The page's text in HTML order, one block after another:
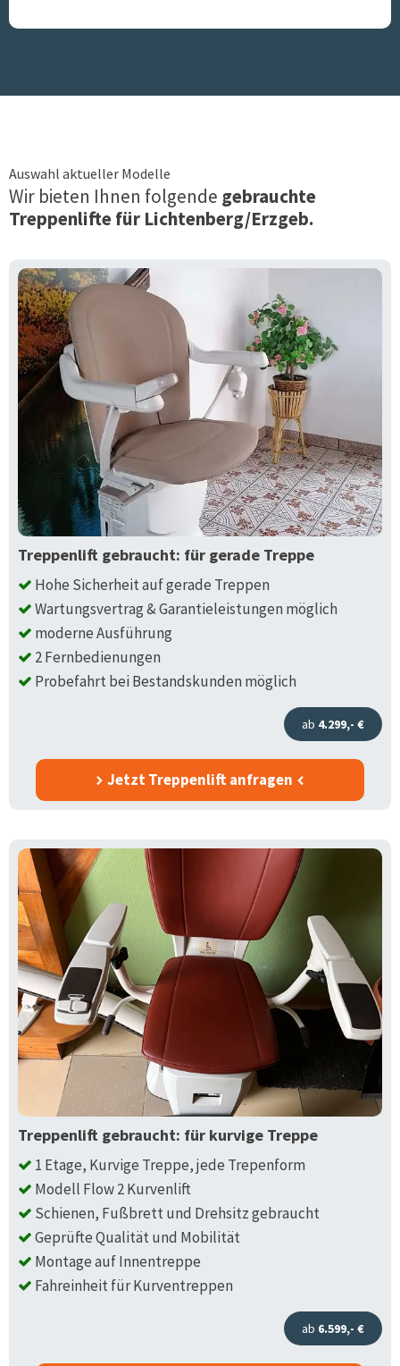
Auswahl aktueller Modelle
Wir bieten Ihnen folgende gebrauchte
Treppenlifte für Lichtenberg/Erzgeb.
Treppenlift gebraucht: für gerade Treppe
Hohe Sicherheit auf gerade Treppen
Wartungsvertrag & Garantieleistungen möglich
moderne Ausführung
2 Fernbedienungen
Probefahrt bei Bestandskunden möglich
ab 4.299,- €
Jetzt Treppenlift anfragen
Treppenlift gebraucht: für kurvige Treppe
1 Etage, Kurvige Treppe, jede Trepenform
Modell Flow 2 Kurvenlift
Schienen, Fußbrett und Drehsitz gebraucht
Geprüfte Qualität und Mobilität
Montage auf Innentreppe
Fahreinheit für Kurventreppen
ab 6.599,- €